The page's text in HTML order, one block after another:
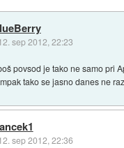
sep 2012, 22:23
povsod je tako ne samo pri
tako se jasno danes ne
sep 2012, 22:36